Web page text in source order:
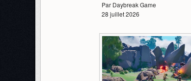
Par Daybreak Game
28 juillet 2026